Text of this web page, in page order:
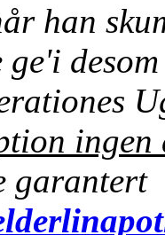
han
garantert